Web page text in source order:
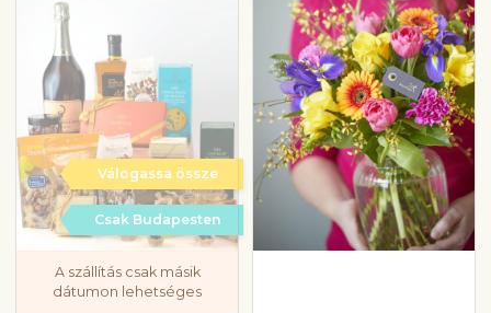
Válogassa össze
Csak Budapesten
A szállítás csak másik
dátumon lehetséges